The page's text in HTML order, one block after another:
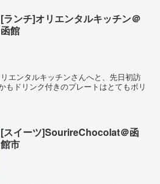
[ランチ]オリエンタルキッチン＠
函館
エンタルキッチンさんへと、先日初訪
もドリンク付きのプレートはとてもボリ
[スイーツ]SourireChocolat＠函
館市